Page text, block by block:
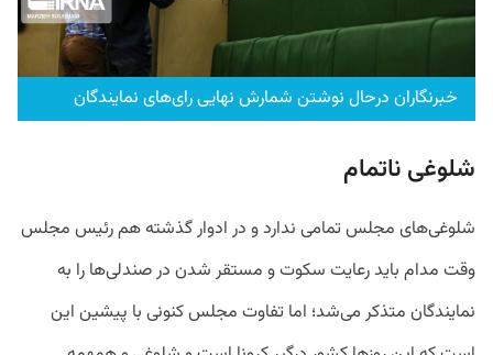
خبرنگاران درحال نوشتن شمارش نهایی رای‌های نمایندگان
شلوغی ناتمام
شلوغی‌های مجلس تمامی ندارد و در ادوار گذشته هم رئیس مجلس
وقت مدام باید رعایت سکوت و مستقر شدن در صندلی‌ها را به
نمایندگان متذکر می‌شد؛ اما تفاوت مجلس کنونی با پیشین این